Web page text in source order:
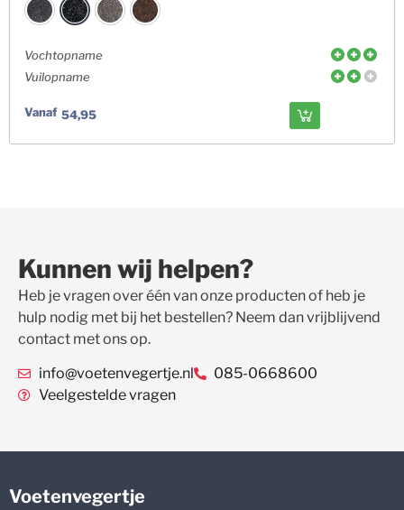
Vochtopname
Vuilopname
Vanaf 54,95
Kunnen wij helpen?
Heb je vragen over één van onze producten of heb je
hulp nodig met bij het bestellen? Neem dan vrijblijvend
contact met ons op.
info@voetenvegertje.nl
085-0668600
Veelgestelde vragen
Voetenvegertje